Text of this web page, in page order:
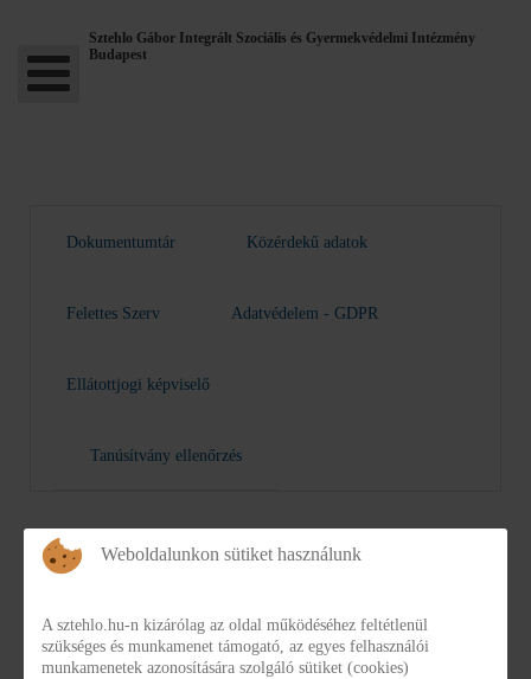
Sztehlo Gábor Integrált Szociális és Gyermekvédelmi Intézmény
Budapest
Dokumentumtár Közérdekű adatok
Felettes Szerv Adatvédelem - GDPR
Ellátottjogi képviselő
Tanúsítvány ellenőrzés
Weboldalunkon sütiket használunk
A sztehlo.hu-n kizárólag az oldal működéséhez feltétlenül
szükséges és munkamenet támogató, az egyes felhasználói
munkamenetek azonosítására szolgáló sütiket (cookies)